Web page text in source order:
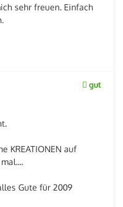
sehr freuen. Einfach
gut
KREATIONEN auf
Gute für 2009